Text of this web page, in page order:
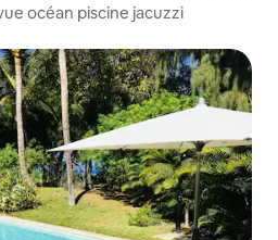
océan piscine jacuzzi